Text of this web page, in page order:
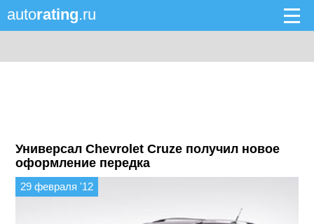
autorating.ru
Универсал Chevrolet Cruze получил новое
оформление передка
29 февраля '12